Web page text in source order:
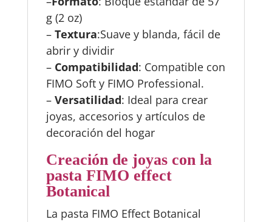
g (2 oz)
– Textura:Suave y blanda, fácil de
abrir y dividir
– Compatibilidad: Compatible con
FIMO Soft y FIMO Professional.
– Versatilidad: Ideal para crear
joyas, accesorios y artículos de
decoración del hogar
Creación de joyas con la
pasta FIMO effect
Botanical
La pasta FIMO Effect Botanical